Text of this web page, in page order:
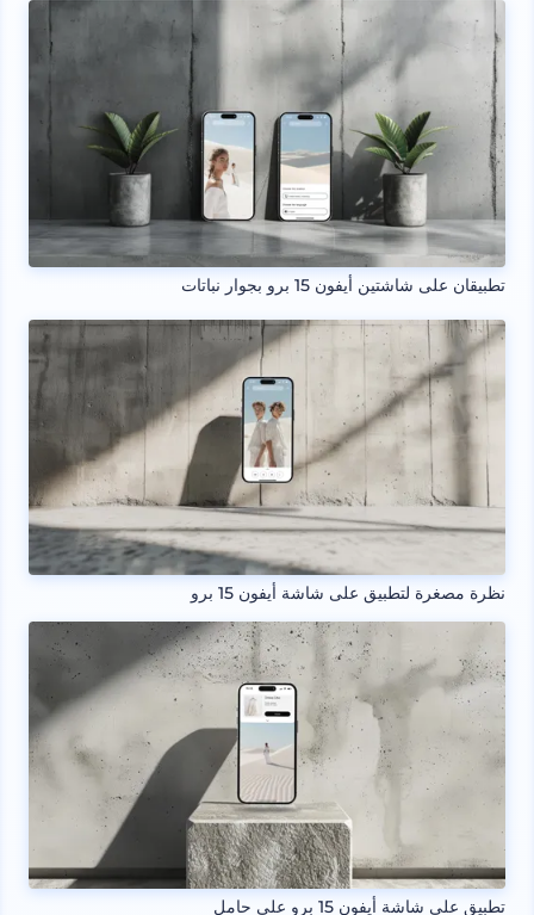
تطبيقان على شاشتين أيفون 15 برو بجوار نباتات
نظرة مصغرة لتطبيق على شاشة أيفون 15 برو
تطبيق على شاشة أيفون 15 برو على حامل